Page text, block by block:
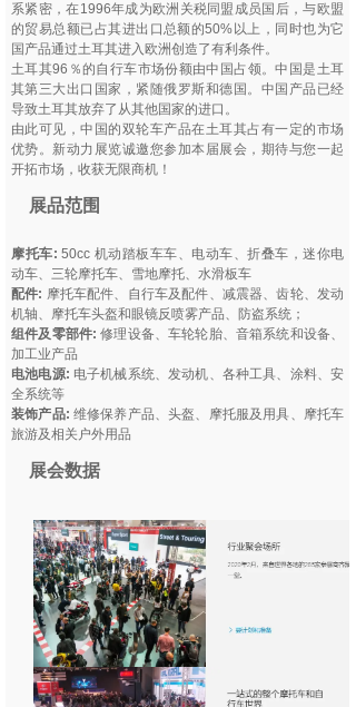
系紧密，在1996年成为欧洲关税同盟成员国后，与欧盟
的贸易总额已占其进出口总额的50%以上，同时也为它
国产品通过土耳其进入欧洲创造了有利条件。
土耳其96％的自行车市场份额由中国占领。中国是土耳
其第三大出口国家，紧随俄罗斯和德国。中国产品已经
导致土耳其放弃了从其他国家的进口。
由此可见，中国的双轮车产品在土耳其占有一定的市场
优势。新动力展览诚邀您参加本届展会，期待与您一起
开拓市场，收获无限商机！
展品范围
摩托车: 50cc 机动踏板车车、电动车、折叠车，迷你电
动车、三轮摩托车、雪地摩托、水滑板车
配件: 摩托车配件、自行车及配件、减震器、齿轮、发动
机轴、摩托车头盔和眼镜反喷雾产品、防盗系统；
组件及零部件: 修理设备、车轮轮胎、音箱系统和设备、
加工业产品
电池电源: 电子机械系统、发动机、各种工具、涂料、安
全系统等
装饰产品: 维修保养产品、头盔、摩托服及用具、摩托车
旅游及相关户外用品
展会数据